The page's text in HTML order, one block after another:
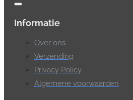
Informatie
Over ons
Verzending
Privacy Policy
Algemene voorwaarden